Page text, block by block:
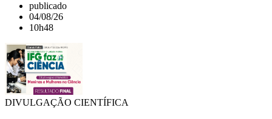
publicado
04/08/26
10h48
DIVULGAÇÃO CIENTÍFICA